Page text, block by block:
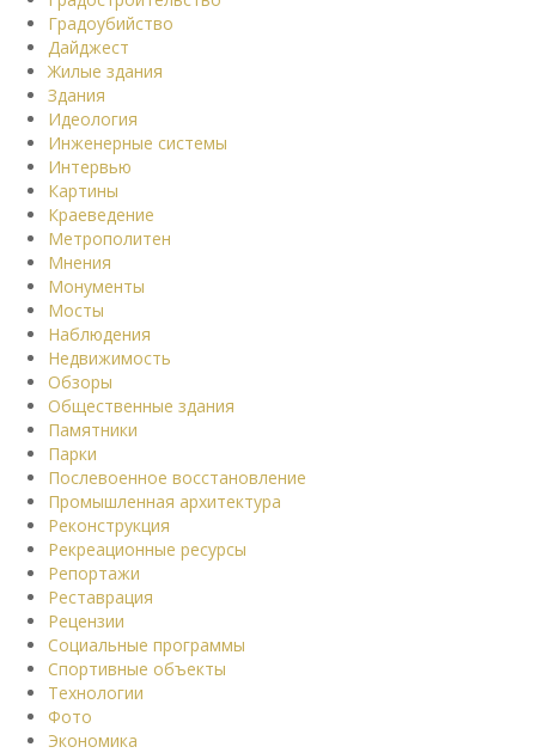
Градоубийство
Дайджест
Жилые здания
Здания
Идеология
Инженерные системы
Интервью
Картины
Краеведение
Метрополитен
Мнения
Монументы
Мосты
Наблюдения
Недвижимость
Обзоры
Общественные здания
Памятники
Парки
Послевоенное восстановление
Промышленная архитектура
Реконструкция
Рекреационные ресурсы
Репортажи
Реставрация
Рецензии
Социальные программы
Спортивные объекты
Технологии
Фото
Экономика